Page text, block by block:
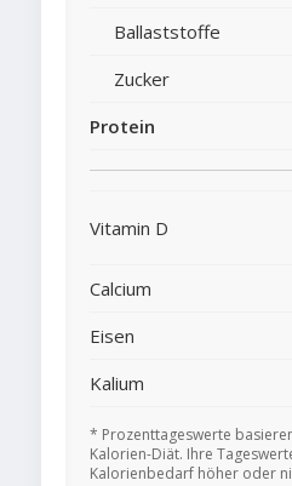
Ballaststoffe
Zucker
Protein
Vitamin D
Calcium
Eisen
Kalium
* Prozenttageswerte
Kalorien-Diät. Ihre
Kalorienbedarf höher oder